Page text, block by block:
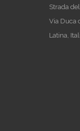
Strada
Via Duca
Latina,